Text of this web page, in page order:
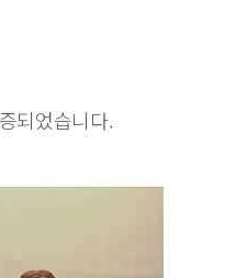
되었습니다.